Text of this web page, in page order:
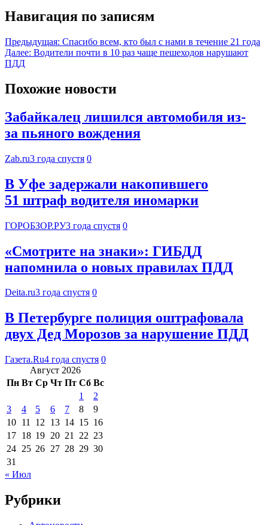
Навигация по записям
Предыдущая: Спасибо всем, кто был с нами в течение 21 года
Далее: Водители почти в 10 раз чаще пешеходов нарушают
ПДД
Похожие новости
Забайкалец лишился автомобиля из-
за пьяного вождения
Zab.ru3 года спустя 0
В Уфе задержали накопившего
51 штраф водителя иномарки
ГОРОБЗОР.РУ3 года спустя 0
«Смотрите на знаки»: ГИБДД
напомнила о новых правилах ПДД
Deita.ru3 года спустя 0
В Петербурге полиция оштрафовала
двух Дед Морозов за нарушение ПДД
Газета.Ru4 года спустя 0
Август 2026
Пн Вт Ср Чт Пт Сб Вс
1
2
3
4 5 6 7 8
9
10 11 12 13 14 15 16
17 18 19 20 21 22 23
24 25 26 27 28 29 30
31
« Июл
Рубрики